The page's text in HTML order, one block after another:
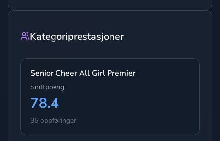
Kategoriprestasjoner
Senior Cheer All Girl Premier
Snittpoeng
78.4
35 oppføringer